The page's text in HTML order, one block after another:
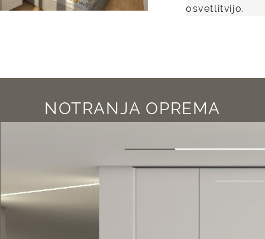
osvetlitvijo.
NOTRANJA OPREMA